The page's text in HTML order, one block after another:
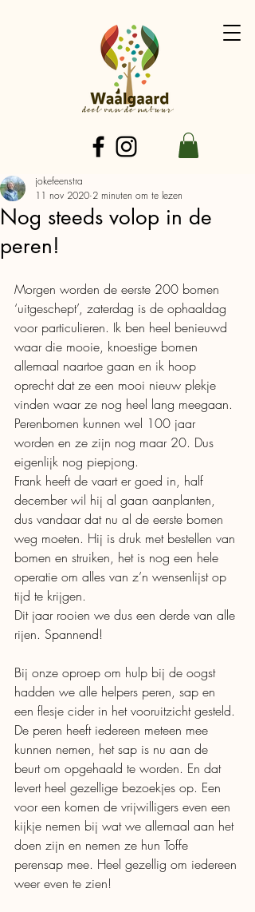
Nog steeds volop in de
peren!
jokefeenstra
11 nov 2020 2 minuten om te lezen
Morgen worden de eerste 200 bomen
‘uitgeschept’, zaterdag is de ophaaldag
voor particulieren. Ik ben heel benieuwd
waar die mooie, knoestige bomen
allemaal naartoe gaan en ik hoop
oprecht dat ze een mooi nieuw plekje
vinden waar ze nog heel lang meegaan.
Perenbomen kunnen wel 100 jaar
worden en ze zijn nog maar 20. Dus
eigenlijk nog piepjong.
Frank heeft de vaart er goed in, half
december wil hij al gaan aanplanten,
dus vandaar dat nu al de eerste bomen
weg moeten. Hij is druk met bestellen van
bomen en struiken, het is nog een hele
operatie om alles van z’n wensenlijst op
tijd te krijgen.
Dit jaar rooien we dus een derde van alle
rijen. Spannend!
Bij onze oproep om hulp bij de oogst
hadden we alle helpers peren, sap en
een flesje cider in het vooruitzicht gesteld.
De peren heeft iedereen meteen mee
kunnen nemen, het sap is nu aan de
beurt om opgehaald te worden. En dat
levert heel gezellige bezoekjes op. Een
voor een komen de vrijwilligers even een
kijkje nemen bij wat we allemaal aan het
doen zijn en nemen ze hun Toffe
perensap mee. Heel gezellig om iedereen
weer even te zien!